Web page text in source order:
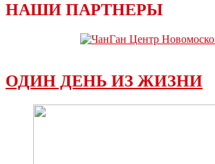
НАШИ ПАРТНЕРЫ
ОДИН ДЕНЬ ИЗ ЖИЗНИ